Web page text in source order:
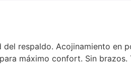
respaldo. Acojinamiento en
máximo confort. Sin